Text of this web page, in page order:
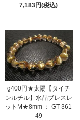
7,183円(税込)
g400円★太陽【タイチ
ンルチル】水晶ブレスレ
ットM★8mm ： GT-361
49